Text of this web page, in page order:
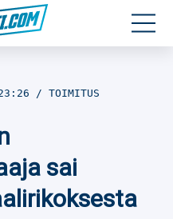
TOIMITUS
sai